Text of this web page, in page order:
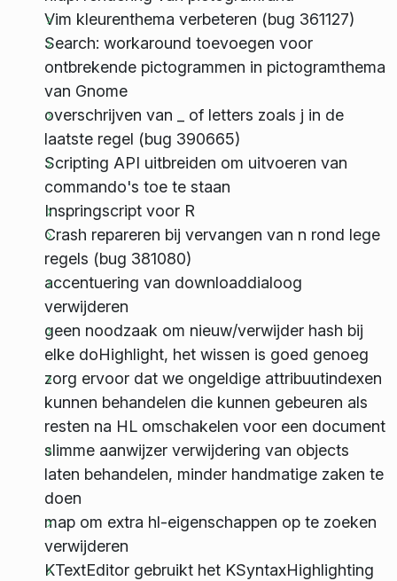
Vim kleurenthema verbeteren (bug 361127)
Search: workaround toevoegen voor
ontbrekende pictogrammen in pictogramthema
van Gnome
overschrijven van _ of letters zoals j in de
laatste regel (bug 390665)
Scripting API uitbreiden om uitvoeren van
commando's toe te staan
Inspringscript voor R
Crash repareren bij vervangen van n rond lege
regels (bug 381080)
accentuering van downloaddialoog
verwijderen
geen noodzaak om nieuw/verwijder hash bij
elke doHighlight, het wissen is goed genoeg
zorg ervoor dat we ongeldige attribuutindexen
kunnen behandelen die kunnen gebeuren als
resten na HL omschakelen voor een document
slimme aanwijzer verwijdering van objects
laten behandelen, minder handmatige zaken te
doen
map om extra hl-eigenschappen op te zoeken
verwijderen
KTextEditor gebruikt het KSyntaxHighlighting